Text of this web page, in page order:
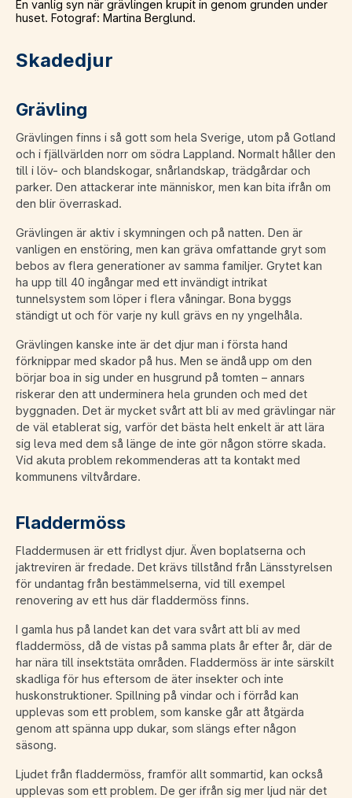
En vanlig syn när grävlingen krupit in genom grunden under
huset. Fotograf: Martina Berglund.
Skadedjur
Grävling
Grävlingen finns i så gott som hela Sverige, utom på Gotland
och i fjällvärlden norr om södra Lappland. Normalt håller den
till i löv- och blandskogar, snårlandskap, trädgårdar och
parker. Den attackerar inte människor, men kan bita ifrån om
den blir överraskad.
Grävlingen är aktiv i skymningen och på natten. Den är
vanligen en enstöring, men kan gräva omfattande gryt som
bebos av flera generationer av samma familjer. Grytet kan
ha upp till 40 ingångar med ett invändigt intrikat
tunnelsystem som löper i flera våningar. Bona byggs
ständigt ut och för varje ny kull grävs en ny yngelhåla.
Grävlingen kanske inte är det djur man i första hand
förknippar med skador på hus. Men se ändå upp om den
börjar boa in sig under en husgrund på tomten – annars
riskerar den att underminera hela grunden och med det
byggnaden. Det är mycket svårt att bli av med grävlingar när
de väl etablerat sig, varför det bästa helt enkelt är att lära
sig leva med dem så länge de inte gör någon större skada.
Vid akuta problem rekommenderas att ta kontakt med
kommunens viltvårdare.
Fladdermöss
Fladdermusen är ett fridlyst djur. Även boplatserna och
jaktreviren är fredade. Det krävs tillstånd från Länsstyrelsen
för undantag från bestämmelserna, vid till exempel
renovering av ett hus där fladdermöss finns.
I gamla hus på landet kan det vara svårt att bli av med
fladdermöss, då de vistas på samma plats år efter år, där de
har nära till insektstäta områden. Fladdermöss är inte särskilt
skadliga för hus eftersom de äter insekter och inte
huskonstruktioner. Spillning på vindar och i förråd kan
upplevas som ett problem, som kanske går att åtgärda
genom att spänna upp dukar, som slängs efter någon
säsong.
Ljudet från fladdermöss, framför allt sommartid, kan också
upplevas som ett problem. De ger ifrån sig mer ljud när det